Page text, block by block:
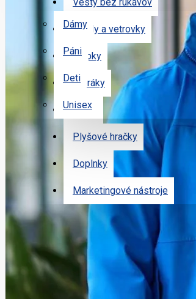
Bundy a vetrovky
Čiapky
Uteráky
Tašky
Plyšové hračky
Doplnky
Marketingové nástroje
POHLAVIE
Dámy
Páni
Deti
Unisex
KATALÓGY
PRODUKTY NA POROVNANIE
POTLAČ PIER
+421 905 662 579